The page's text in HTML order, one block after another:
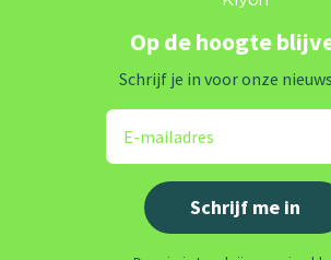
Op de hoogte
Schrijf je in voor onze